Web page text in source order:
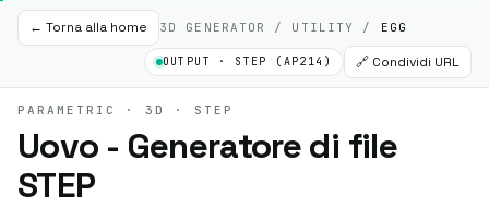
← Torna alla home 3D GENERATOR / UTILITY / EGG
OUTPUT · STEP (AP214) 🔗 Condividi URL
PARAMETRIC · 3D · STEP
Uovo - Generatore di file
STEP